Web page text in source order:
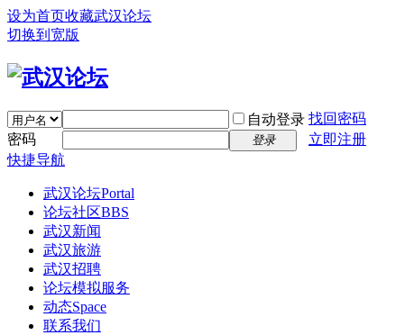
设为首页收藏武汉论坛
切换到宽版
自动登录 找回密码
密码
登录
立即注册
快捷导航
武汉论坛Portal
论坛社区BBS
武汉新闻
武汉旅游
武汉招聘
论坛模拟服务
动态Space
联系我们